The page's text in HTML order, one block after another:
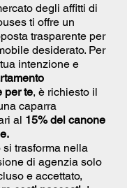
degli affitti di
ti offre un
trasparente per
desiderato. Per
intenzione e
per te, è richiesto il
caparra
al 15% del canone
trasforma nella
di agenzia solo
e accettato,